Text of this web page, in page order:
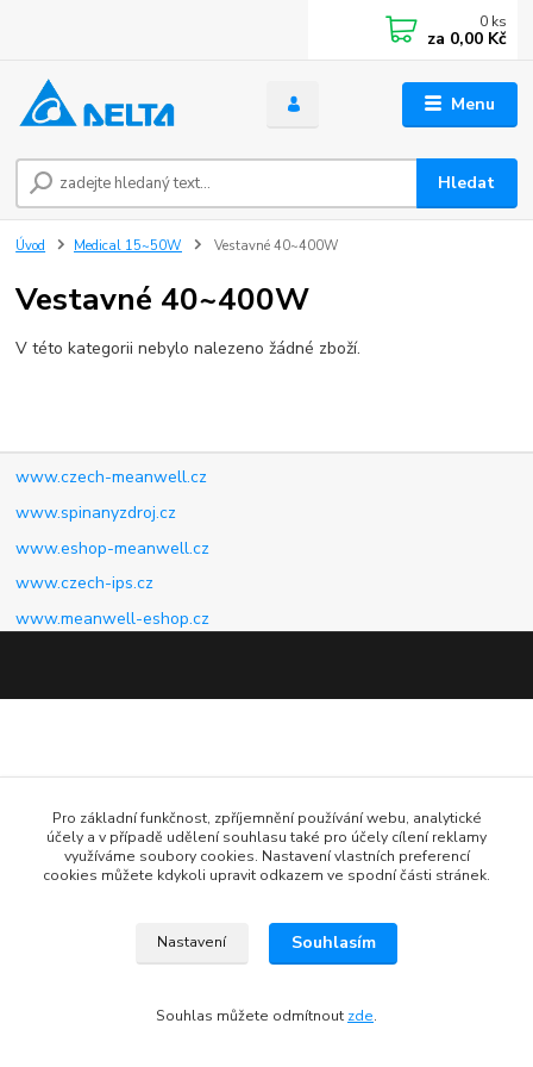
Menu
Hledat
0 ks
za 0,00 Kč
Úvod Medical 15~50W Vestavné 40~400W
Vestavné 40~400W
V této kategorii nebylo nalezeno žádné zboží.
www.czech-meanwell.cz
www.spinanyzdroj.cz
www.eshop-meanwell.cz
www.czech-ips.cz
www.meanwell-eshop.cz
Pro základní funkčnost, zpříjemnění používání webu, analytické
účely a v případě udělení souhlasu také pro účely cílení reklamy
využíváme soubory cookies. Nastavení vlastních preferencí
cookies můžete kdykoli upravit odkazem ve spodní části stránek.
Nastavení Souhlasím
Souhlas můžete odmítnout zde.